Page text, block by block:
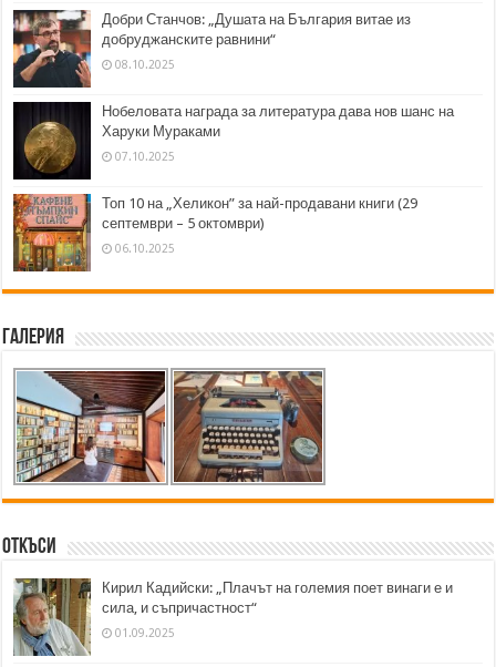
Добри Станчов: „Душата на България витае из
добруджанските равнини“
08.10.2025
Нобеловата награда за литература дава нов шанс на
Харуки Мураками
07.10.2025
Топ 10 на „Хеликон” за най-продавани книги (29
септември – 5 октомври)
06.10.2025
Галерия
Откъси
Кирил Кадийски: „Плачът на големия поет винаги е и
сила, и съпричастност“
01.09.2025